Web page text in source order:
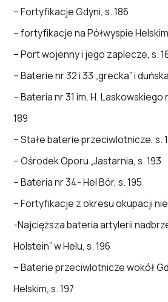
– Fortyfikacje Gdyni, s. 186
– fortyfikacje na Półwyspie
– Port wojenny i jego zaplecze, s.
– Baterie nr 32 i 33 „grecka” i
– Bateria nr 31 im. H. Laskowskiego
189
– Stałe baterie przeciwlotnicze, s.
– Ośrodek Oporu „Jastarnia, s. 193
– Bateria nr 34- Hel Bór, s. 195
– Fortyfikacje z okresu okupacji
-Najcięższa bateria artylerii
Holstein” w Helu, s. 196
– Baterie przeciwlotnicze wokół
Helskim, s. 197